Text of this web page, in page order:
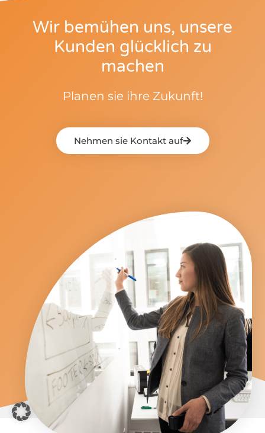
Wir bemühen uns, unsere
Kunden glücklich zu
machen
Planen sie ihre Zukunft!
Nehmen sie Kontakt auf